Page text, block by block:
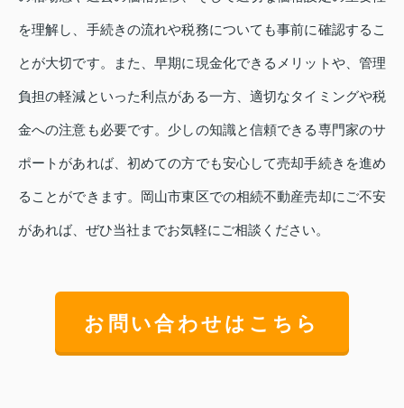
を理解し、手続きの流れや税務についても事前に確認するこ
とが大切です。また、早期に現金化できるメリットや、管理
負担の軽減といった利点がある一方、適切なタイミングや税
金への注意も必要です。少しの知識と信頼できる専門家のサ
ポートがあれば、初めての方でも安心して売却手続きを進め
ることができます。岡山市東区での相続不動産売却にご不安
があれば、ぜひ当社までお気軽にご相談ください。
お問い合わせはこちら